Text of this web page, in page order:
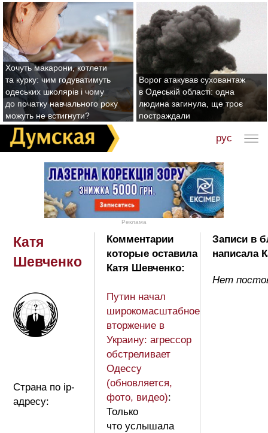
Хочуть макарони, котлети
та курку: чим годуватимуть
одеських школярів і чому
до початку навчального року
можуть не встигнути?
Ворог атакував суховантаж
в Одеській області: одна
людина загинула, ще троє
постраждали
рус
Реклама
Катя
Шевченко
Страна по ip-
адресу:
Комментарии
которые оставила
Катя Шевченко:
Путин начал
широкомасштабное
вторжение в
Украину: агрессор
обстреливает
Одессу
(обновляется,
фото, видео):
Только
что услышала
Записи в
написала
Нет